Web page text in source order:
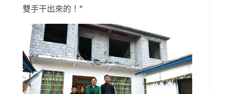
雙手干出來的！”